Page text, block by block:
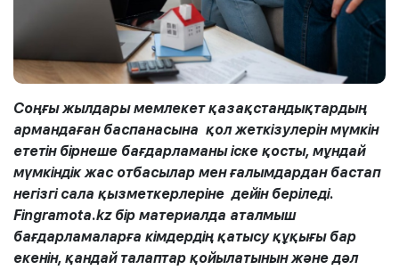
Соңғы жылдары мемлекет қазақстандықтардың
армандаған баспанасына қол жеткізулерін мүмкін
ететін бірнеше бағдарламаны іске қосты, мұндай
мүмкіндік жас отбасылар мен ғалымдардан бастап
негізгі сала қызметкерлеріне дейін беріледі.
Fingramota.kz бір материалда аталмыш
бағдарламаларға кімдердің қатысу құқығы бар
екенін, қандай талаптар қойылатынын және дәл